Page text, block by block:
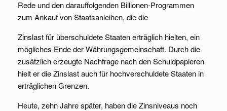
Rede und den darauffolgenden Billionen-Programmen
zum Ankauf von Staatsanleihen, die die
Zinslast für überschuldete Staaten erträglich hielten, ein
mögliches Ende der Währungsgemeinschaft. Durch die
zusätzlich erzeugte Nachfrage nach den Schuldpapieren
hielt er die Zinslast auch für hochverschuldete Staaten in
erträglichen Grenzen.
Heute, zehn Jahre später, haben die Zinsniveaus noch